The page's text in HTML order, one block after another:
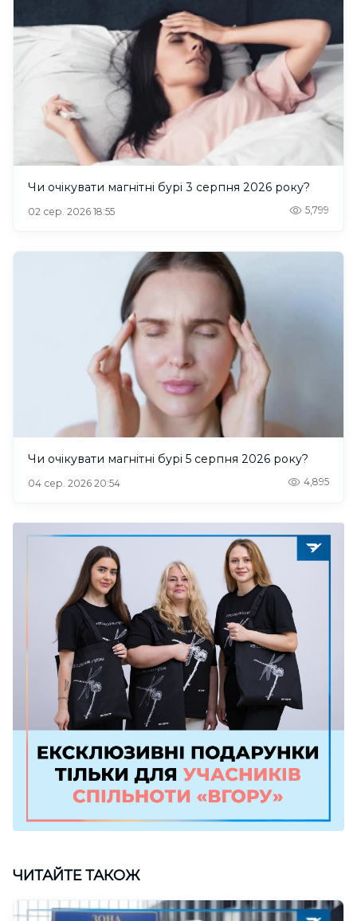
Чи очікувати магнітні бурі 3 серпня 2026 року?
02 сер. 2026 18:55 5,799
Чи очікувати магнітні бурі 5 серпня 2026 року?
04 сер. 2026 20:54 4,895
ЧИТАЙТЕ ТАКОЖ